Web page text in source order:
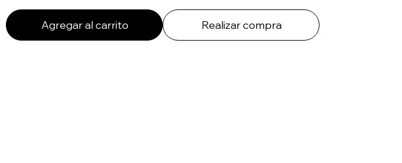
Agregar al carrito Realizar compra